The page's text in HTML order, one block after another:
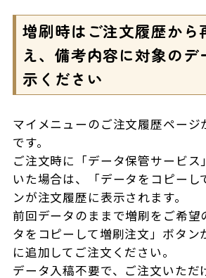
増刷時はご注文履歴から
え、備考内容に対象のデ
示ください
マイメニューのご注文履歴ページ
です。
ご注文時に「データ保管サービス
いた場合は、「データをコピーし
ンが注文履歴に表示されます。
前回データのままで増刷をご希望
タをコピーして増刷注文」ボタン
に追加してご注文ください。
データ入稿不要で、ご注文いただ